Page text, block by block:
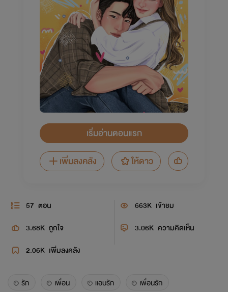
เริ่มอ่านตอนแรก
เพิ่มลงคลัง
ให้ดาว
57 ตอน 663K เข้าชม
3.68K ถูกใจ 3.06K ความคิดเห็น
2.06K เพิ่มลงคลัง
รัก เพื่อน แอบรัก เพื่อนรัก